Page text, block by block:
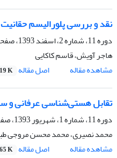
نقد و بررسی پلورالیسم حقانیت
دوره 11، شماره 2، اسفند 1393، صفحه
هاجر آویش، قاسم کاکایی
مشاهده مقاله
اصل مقاله K
تقابل هستی‌شناسی عرفانی و
دوره 11، شماره 1، شهریور 1393، صفحه
محمد نصیری، محمد محسن مروجی‌
مشاهده مقاله
اصل مقاله K